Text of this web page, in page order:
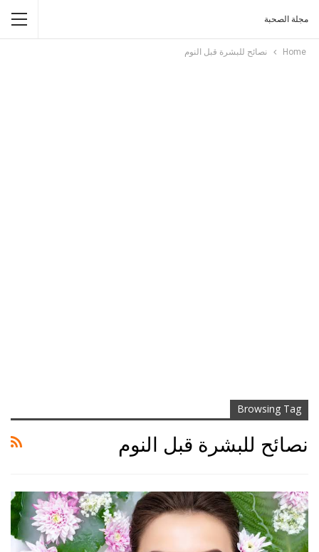
مجلة الصحبة
Home نصائح للبشرة قبل النوم
Browsing Tag
نصائح للبشرة قبل النوم